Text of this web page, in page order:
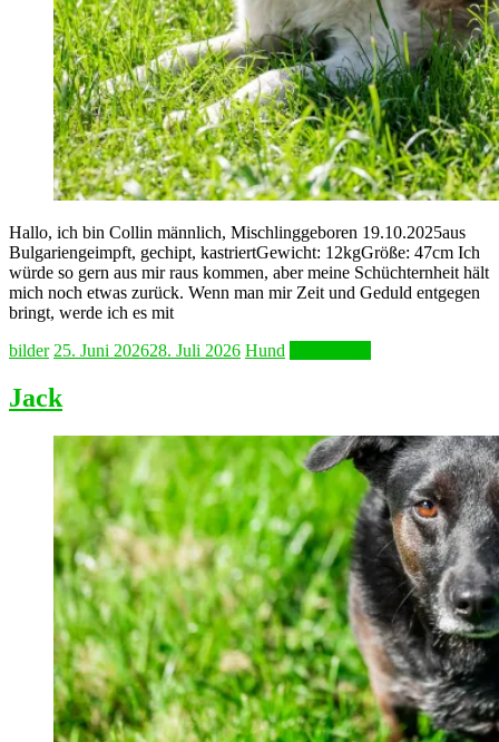
Hallo, ich bin Collin männlich, Mischlinggeboren 19.10.2025aus
Bulgariengeimpft, gechipt, kastriertGewicht: 12kgGröße: 47cm Ich
würde so gern aus mir raus kommen, aber meine Schüchternheit hält
mich noch etwas zurück. Wenn man mir Zeit und Geduld entgegen
bringt, werde ich es mit
bilder 25. Juni 202628. Juli 2026 Hund
Jack